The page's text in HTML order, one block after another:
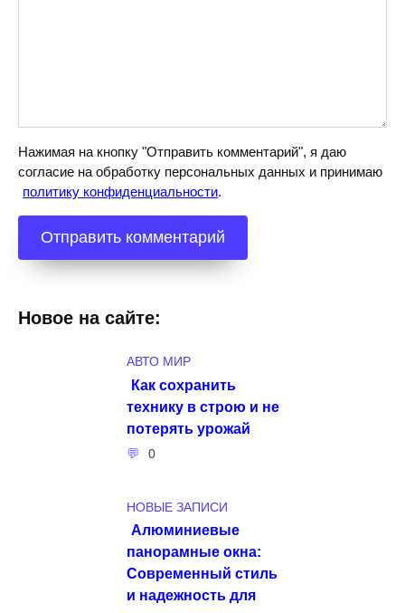
Нажимая на кнопку "Отправить комментарий", я даю
согласие на обработку персональных данных и принимаю
политику конфиденциальности.
Новое на сайте:
АВТО МИР
Как сохранить
технику в строю и не
потерять урожай
0
НОВЫЕ ЗАПИСИ
Алюминиевые
панорамные окна:
Современный стиль
и надежность для